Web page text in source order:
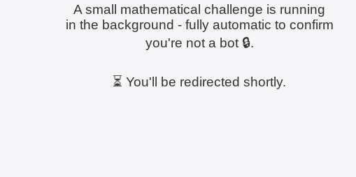
A small mathematical challenge is running
in the background - fully automatic to confirm
you're not a bot 🔒.
⏳ You'll be redirected shortly.